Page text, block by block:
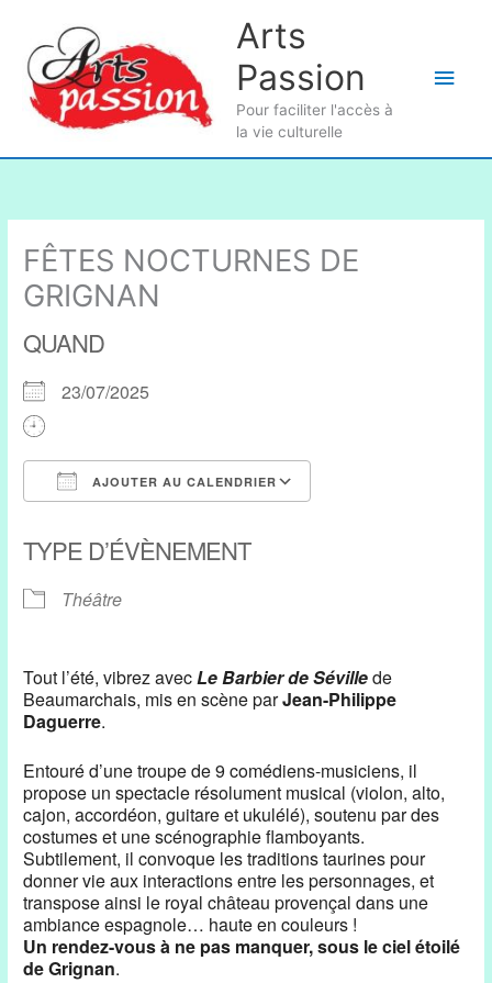
contenu
Arts
Passion
Pour faciliter l'accès à
la vie culturelle
FÊTES NOCTURNES DE
GRIGNAN
QUAND
23/07/2025
AJOUTER AU CALENDRIER
TYPE D’ÉVÈNEMENT
Théâtre
Tout l’été, vibrez avecLe Barbier de Sévillede
Beaumarchais, mis en scène parJean-Philippe
Daguerre.
Entouré d’une troupe de 9 comédiens-musiciens, il
propose un spectacle résolument musical (violon, alto,
cajon, accordéon, guitare et ukulélé), soutenu par des
costumes et une scénographie flamboyants.
Subtilement, il convoque les traditions taurines pour
donner vie aux interactions entre les personnages, et
transpose ainsi le royal château provençal dans une
ambiance espagnole… haute en couleurs !
Un rendez-vous à ne pas manquer, sous le ciel étoilé
de Grignan.